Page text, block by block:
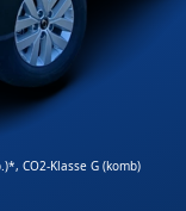
, CO2-Klasse G (komb)